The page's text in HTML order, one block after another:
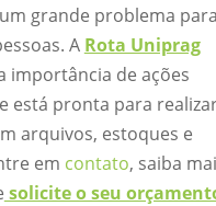
grande problema
A Rota Uniprag
importância de ações
está pronta para
arquivos, estoques e
em contato, saiba
solicite o seu